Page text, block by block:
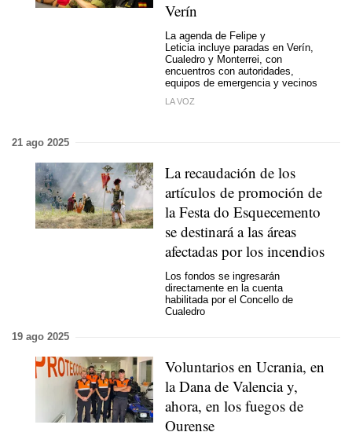
Verín
La agenda de Felipe y
Leticia incluye paradas en Verín,
Cualedro y Monterrei, con
encuentros con autoridades,
equipos de emergencia y vecinos
LA VOZ
21 ago 2025
La recaudación de los
artículos de promoción de
la Festa do Esquecemento
se destinará a las áreas
afectadas por los incendios
Los fondos se ingresarán
directamente en la cuenta
habilitada por el Concello de
Cualedro
19 ago 2025
Voluntarios en Ucrania, en
la Dana de Valencia y,
ahora, en los fuegos de
Ourense